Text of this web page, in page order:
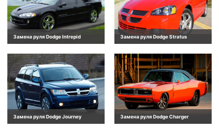
Замена руля Dodge Intrepid Замена руля Dodge Stratus
Замена руля Dodge Journey Замена руля Dodge Charger